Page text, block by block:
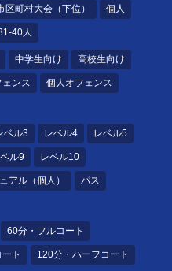
区町村大会（下位） 個人
40人
中学生向け 高校生向け
ェンス 個人オフェンス
ベル3 レベル4 レベル5
ル9 レベル10
アル（個人） パス
60分・フルコート
ト 120分・ハーフコート